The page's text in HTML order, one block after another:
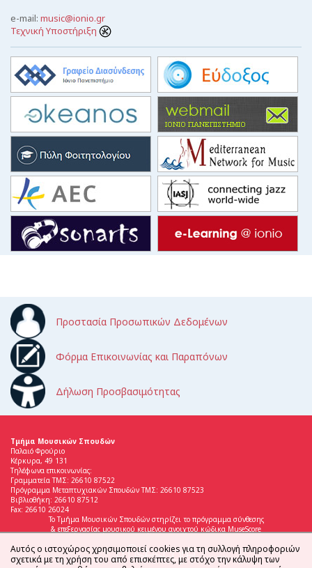
e-mail: music@ionio.gr
Τεχνική Υποστήριξη
Προστασία Προσωπικών Δεδομένων
Φόρμα Επικοινωνίας και Παραπόνων
Δήλωση Προσβασιμότητας
Τμήμα Μουσικών Σπουδών
Παλαιό Φρούριο
Κέρκυρα, 49 131
Τηλέφωνα επικοινωνίας:
Γραμματεία ΤΜΣ: 26610 87522
Πρόγραμμα Μεταπτυχιακών Σπουδών ΤΜΣ: 26610 87523
Βιβλιοθήκη: 26610 87512
Fax: 26610 26024
Το Τμήμα Μουσικών Σπουδών στηρίζει το πρόγραμμα σύνθεσης
& επεξεργασίας μουσικού κειμένου ανοιχτού κώδικα MuseScore
Αυτός ο ιστοχώρος χρησιμοποιεί cookies για τη συλλογή πληροφοριών
σχετικά με τη χρήση του από επισκέπτες, με στόχο την κάλυψη των